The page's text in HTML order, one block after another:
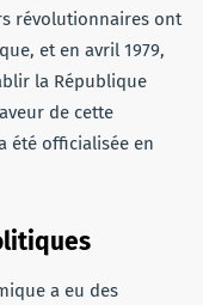
révolutionnaires ont
et en avril 1979,
la République
de cette
été officialisée en
a eu des